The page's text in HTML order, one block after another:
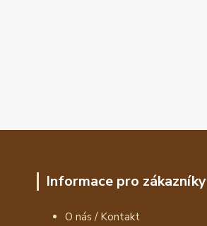
Informace pro zákazníky
O nás / Kontakt